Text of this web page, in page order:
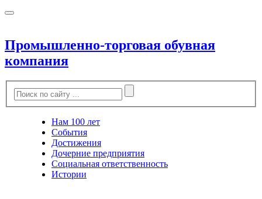
Промышленно-торговая обувная
компания
Нам 100 лет
События
Достижения
Дочерние предприятия
Социальная ответственность
Истории